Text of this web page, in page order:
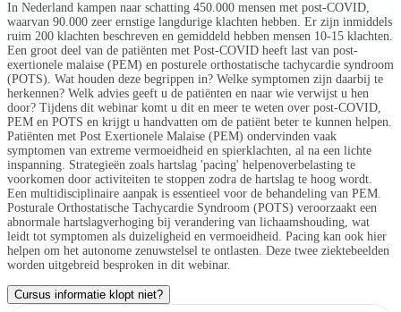
In Nederland kampen naar schatting 450.000 mensen met post-COVID,
waarvan 90.000 zeer ernstige langdurige klachten hebben. Er zijn inmiddels
ruim 200 klachten beschreven en gemiddeld hebben mensen 10-15 klachten.
Een groot deel van de patiënten met Post-COVID heeft last van post-
exertionele malaise (PEM) en posturele orthostatische tachycardie syndroom
(POTS). Wat houden deze begrippen in? Welke symptomen zijn daarbij te
herkennen? Welk advies geeft u de patiënten en naar wie verwijst u hen
door? Tijdens dit webinar komt u dit en meer te weten over post-COVID,
PEM en POTS en krijgt u handvatten om de patiënt beter te kunnen helpen.
Patiënten met Post Exertionele Malaise (PEM) ondervinden vaak
symptomen van extreme vermoeidheid en spierklachten, al na een lichte
inspanning. Strategieën zoals hartslag 'pacing' helpenoverbelasting te
voorkomen door activiteiten te stoppen zodra de hartslag te hoog wordt.
Een multidisciplinaire aanpak is essentieel voor de behandeling van PEM.
Posturale Orthostatische Tachycardie Syndroom (POTS) veroorzaakt een
abnormale hartslagverhoging bij verandering van lichaamshouding, wat
leidt tot symptomen als duizeligheid en vermoeidheid. Pacing kan ook hier
helpen om het autonome zenuwstelsel te ontlasten. Deze twee ziektebeelden
worden uitgebreid besproken in dit webinar.
Cursus informatie klopt niet?